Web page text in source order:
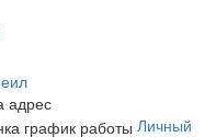
Личный